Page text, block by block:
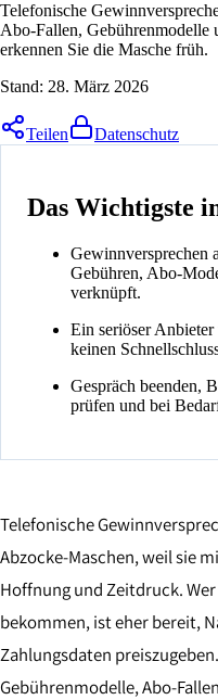
Telefonische
Abo-Fallen, Gebührenmodelle
erkennen Sie die Masche früh.
Stand: 28. März 2026
Teilen Datenschutz
Das Wichtigste
Gewinnversprechen
Gebühren, Abo-
verknüpft.
Ein seriöser
keinen
Gespräch beenden,
prüfen und bei
Telefonische
Abzocke-Maschen, weil sie
Hoffnung und Zeitdruck.
bekommen, ist eher bereit,
Zahlungsdaten
Gebührenmodelle, Abo-